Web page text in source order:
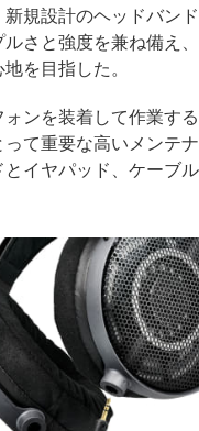
規設計のヘッドバン
ルさと強度を兼ね備え
を目指した。
ォンを装着して作業す
って重要な高いメンテ
イヤパッド、ケーブ